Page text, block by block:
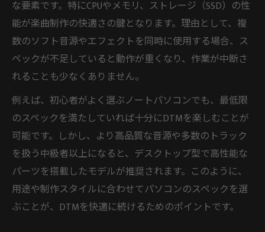
な要素です。特にCPUやメモリ、ストレージ（SSD）の性
能が楽曲制作の快適さの鍵となります。理由として、複
数のソフト音源やエフェクトを同時に使用する場合、ス
ペックが不足していると動作が重くなり、作業が中断さ
れることも少なくありません。
例えば、初心者がよく選ぶノートパソコンでも、最低限
のスペックを満たしていれば十分にDTMを楽しむことが
可能です。しかし、より高品質な音源や多数のトラック
を扱う中級者以上になると、デスクトップ型で高性能な
パーツを搭載したモデルが推奨されます。このように、
用途や制作スタイルに合わせてパソコンのスペックを選
ぶことが、DTMを快適に続けるためのポイントです。